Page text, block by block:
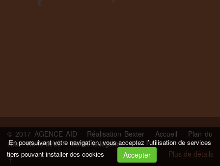
© 2017 AGENCE AID - Réalisation Bexter - Accueil - Plan du
site-Honoraires- Mentions légales
En poursuivant votre navigation, vous acceptez l'utilisation de services
tiers pouvant installer des cookies
Accepter Plus de détails